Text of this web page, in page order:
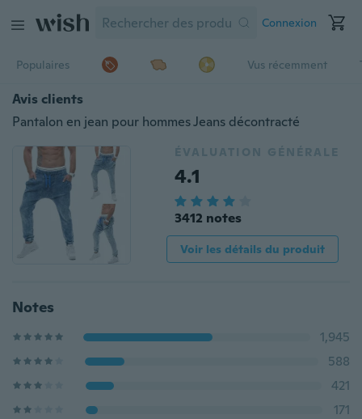
Connexion
Populaires Vus récemment
Avis clients
Pantalon en jean pour hommes Jeans décontracté
ÉVALUATION GÉNÉRALE
4.1
3412 notes
Voir les détails du produit
Notes
1,945
588
421
171